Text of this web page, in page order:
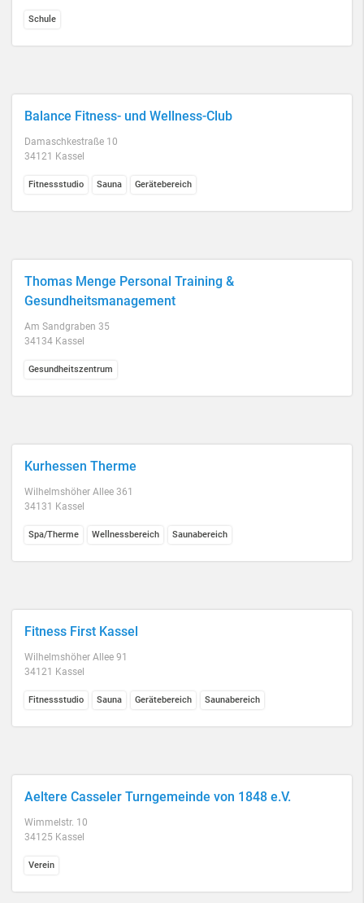
Schule
Balance Fitness- und Wellness-Club
Damaschkestraße 10
34121 Kassel
Fitnessstudio Sauna Gerätebereich
Thomas Menge Personal Training &
Gesundheitsmanagement
Am Sandgraben 35
34134 Kassel
Gesundheitszentrum
Kurhessen Therme
Wilhelmshöher Allee 361
34131 Kassel
Spa/Therme Wellnessbereich Saunabereich
Fitness First Kassel
Wilhelmshöher Allee 91
34121 Kassel
Fitnessstudio Sauna Gerätebereich Saunabereich
Aeltere Casseler Turngemeinde von 1848 e.V.
Wimmelstr. 10
34125 Kassel
Verein